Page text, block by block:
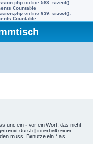
on line 583: sizeof():
Countable
on line 639: sizeof():
Countable
und ein - vor ein Wort, das nicht
durch | innerhalb einer
muss. Benutze ein * als